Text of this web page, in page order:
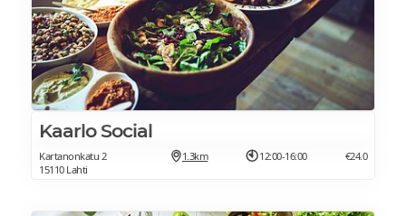
Kaarlo Social
Kartanonkatu 2
15110 Lahti
1.3km 12:00-16:00 €24.0